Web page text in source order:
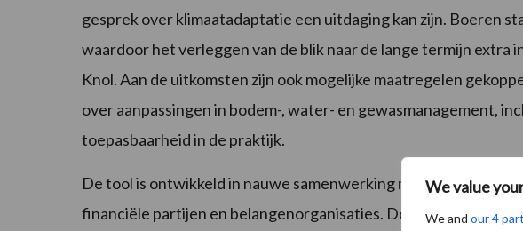
We value
We and our 4
gesprek over klimaatadaptatie een uitdaging kan zijn. Boeren
waardoor het verleggen van de blik naar de lange termijn extra
Knol. Aan de uitkomsten zijn ook mogelijke maatregelen
over aanpassingen in bodem-, water- en gewasmanagement,
toepasbaarheid in de praktijk.
De tool is ontwikkeld in nauwe samenwerking met boeren,
financiële partijen en belangenorganisaties. Door deze co-